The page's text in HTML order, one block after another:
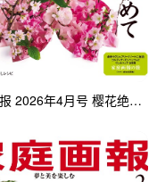
家庭画报 2026年4月号 樱花绝景 春日美学